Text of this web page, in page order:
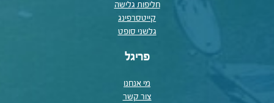
חליפות גלישה
קייטסרפינג
גלשני סופט
פריגל
מי אנחנו
צור קשר